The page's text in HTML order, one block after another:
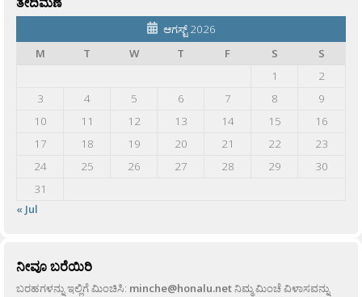
ಆಗಸ್ಟ್ 2026
M
T W T F S
S
1
2
3
4 5 6 7 8
9
10
11 12 13 14 15
16
17
18 19 20 21 22
23
24
25 26 27 28 29
30
31
« Jul
ನೀವೂ ಬರೆಯಿರಿ
ಬರಹಗಳನ್ನು ಇಲ್ಲಿಗೆ ಮಿಂಚಿಸಿ: minche@honalu.netನಿಮ್ಮ ಮಿಂಚೆ ವಿಳಾಸವನ್ನು